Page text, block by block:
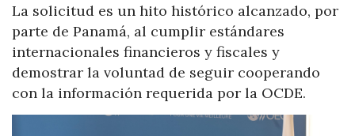
La solicitud es un hito histórico alcanzado, por
parte de Panamá, al cumplir estándares
internacionales financieros y fiscales y
demostrar la voluntad de seguir cooperando
con la información requerida por la OCDE.